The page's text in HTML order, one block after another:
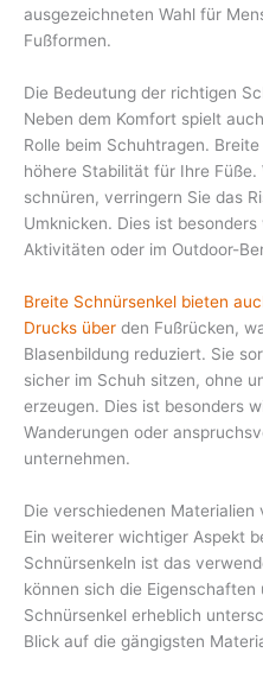
ausgezeichneten Wahl für
Fußformen.
Die Bedeutung der richtigen
Neben dem Komfort spielt
Rolle beim Schuhtragen.
höhere Stabilität für Ihre
schnüren, verringern Sie das
Umknicken. Dies ist
Aktivitäten oder im Outdoor-
Breite Schnürsenkel bieten
Drucks über den Fußrücken,
Blasenbildung reduziert. Sie
sicher im Schuh sitzen, ohne
erzeugen. Dies ist besonders
Wanderungen oder
unternehmen.
Die verschiedenen Materialien
Ein weiterer wichtiger Aspekt
Schnürsenkeln ist das
können sich die
Schnürsenkel erheblich
Blick auf die gängigsten